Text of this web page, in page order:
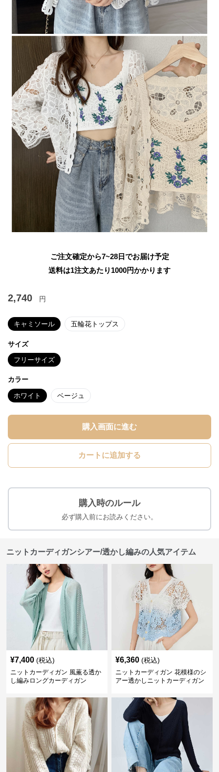
ご注文確定から7~28日でお届け予定
送料は1注文あたり 1000円かかります
2,740 円
キャミソール 五輪花トップス
サイズ
フリーサイズ
カラー
ホワイト ベージュ
購入画面に進む
カートに追加する
購入時のルール
必ず購入前にお読みください。
ニットカーディガンシアー/透かし編みの人気アイテム
¥7,400 (税込)
ニットカーディガン 風薫る透か
し編みロングカーディガン
¥6,360 (税込)
ニットカーディガン 花模様のシ
アー透かしニットカーディガン